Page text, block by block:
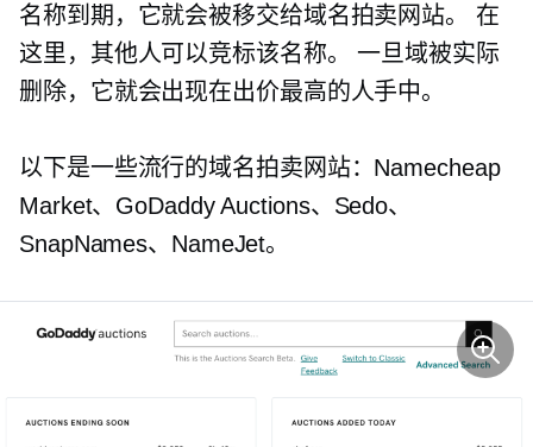
名称到期，它就会被移交给域名拍卖网站。 在
这里，其他人可以竞标该名称。 一旦域被实际
删除，它就会出现在出价最高的人手中。
以下是一些流行的域名拍卖网站：Namecheap
Market、GoDaddy Auctions、Sedo、
SnapNames、NameJet。